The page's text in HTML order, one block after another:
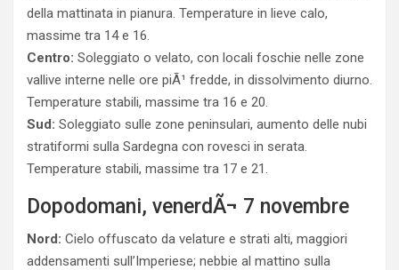
della mattinata in pianura. Temperature in lieve calo,
massime tra 14 e 16.
Centro: Soleggiato o velato, con locali foschie nelle zone
vallive interne nelle ore piÃ¹ fredde, in dissolvimento diurno.
Temperature stabili, massime tra 16 e 20.
Sud: Soleggiato sulle zone peninsulari, aumento delle nubi
stratiformi sulla Sardegna con rovesci in serata.
Temperature stabili, massime tra 17 e 21.
Dopodomani, venerdÃ¬ 7 novembre
Nord: Cielo offuscato da velature e strati alti, maggiori
addensamenti sull’Imperiese; nebbie al mattino sulla